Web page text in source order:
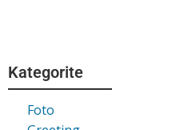
Kategorite
Foto